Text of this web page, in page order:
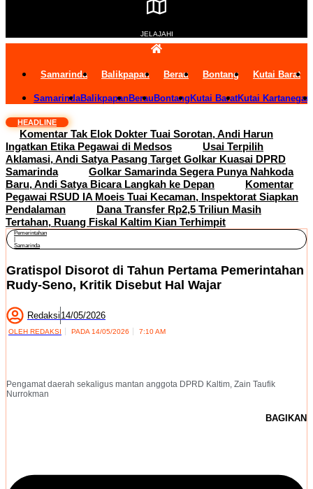
JELAJAHI
Samarinda Balikpapan Berau Bontang Kutai Barat
SamarindaBalikpapanBerau Bontang Kutai BaratKutai
HEADLINE
Komentar Tak Elok Dokter Tuai Sorotan, Andi Harun
Ingatkan Etika Pegawai di Medsos
Usai Terpilih
Aklamasi, Andi Satya Pasang Target Golkar Kuasai DPRD
Samarinda
Golkar Samarinda Segera Punya Nahkoda
Baru, Andi Satya Bicara Langkah ke Depan
Komentar
Pegawai RSUD IA Moeis Tuai Kecaman, Inspektorat Siapkan
Pendalaman
Dana Transfer Rp2,5 Triliun Masih
Tertahan, Ruang Fiskal Kaltim Kian Terhimpit
Pemerintahan
Samarinda
Gratispol Disorot di Tahun Pertama Pemerintahan
Rudy-Seno, Kritik Disebut Hal Wajar
Redaksi 14/05/2026
OLEH REDAKSI PADA 14/05/2026 7:10 AM
Pengamat daerah sekaligus mantan anggota DPRD Kaltim, Zain Taufik
Nurrokman
BAGIKAN